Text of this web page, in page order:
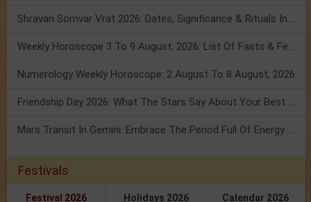
Shravan Somvar Vrat 2026: Dates, Significance & Rituals In August
Weekly Horoscope 3 To 9 August, 2026: List Of Fasts & Festivals
Numerology Weekly Horoscope: 2 August To 8 August, 2026
Friendship Day 2026: What The Stars Say About Your Best Friend!
Mars Transit In Gemini: Embrace The Period Full Of Energy & Intelligence
Festivals
Festival 2026 Holidays 2026 Calendar 2026